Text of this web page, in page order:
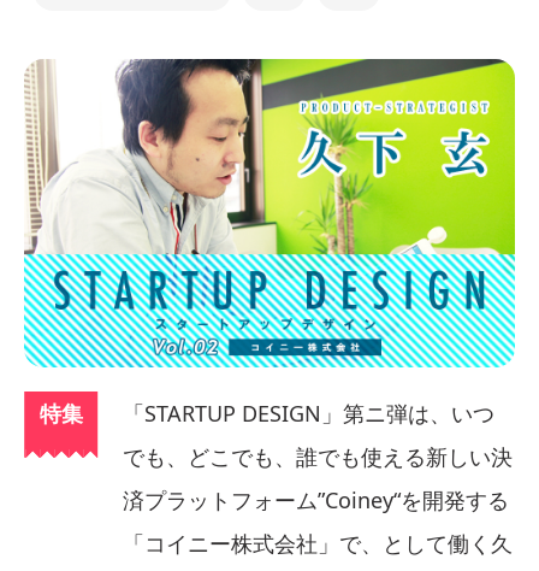
特集
「STARTUP DESIGN」第ニ弾は、いつ
でも、どこでも、誰でも使える新しい決
済プラットフォーム”Coiney“を開発する
「コイニー株式会社」で、として働く久